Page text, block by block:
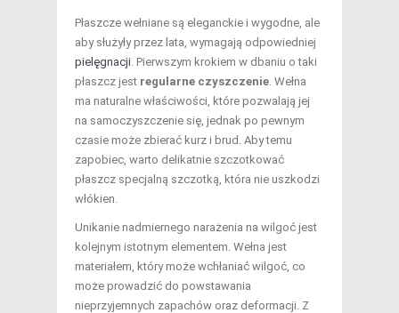
Płaszcze wełniane są eleganckie i wygodne, ale
aby służyły przez lata, wymagają odpowiedniej
pielęgnacji . Pierwszym krokiem w dbaniu o taki
płaszcz jest regularne czyszczenie . Wełna
ma naturalne właściwości, które pozwalają jej
na samoczyszczenie się, jednak po pewnym
czasie może zbierać kurz i brud. Aby temu
zapobiec, warto delikatnie szczotkować
płaszcz specjalną szczotką, która nie uszkodzi
włókien.
Unikanie nadmiernego narażenia na wilgoć jest
kolejnym istotnym elementem. Wełna jest
materiałem, który może wchłaniać wilgoć, co
może prowadzić do powstawania
nieprzyjemnych zapachów oraz deformacji. Z